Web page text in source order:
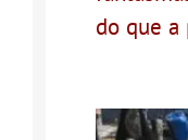
do que a